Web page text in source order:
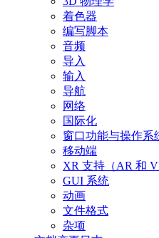
着色器
编写脚本
音频
导入
输入
导航
网络
国际化
窗口功能与操作系
移动端
XR 支持（AR 和
GUI 系统
动画
文件格式
杂项